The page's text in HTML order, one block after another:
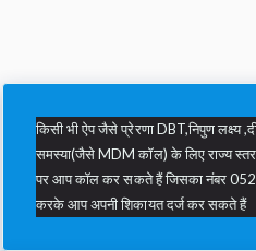
किसी भी ऐप जैसे प्रेरणा DBT,निपुण लक्ष्य
समस्या(जैसे MDM कॉल) के लिए राज्य स्तर
पर आप कॉल कर सकते हैं जिसका नंबर
करके आप अपनी शिकायत दर्ज कर सकते हैं